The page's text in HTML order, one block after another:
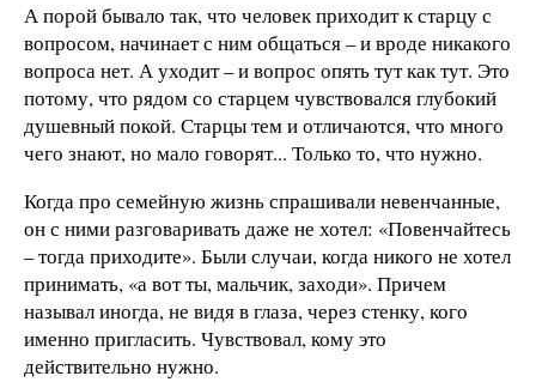
А порой бывало так, что человек приходит к старцу с
вопросом, начинает с ним общаться – и вроде никакого
вопроса нет. А уходит – и вопрос опять тут как тут. Это
потому, что рядом со старцем чувствовался глубокий
душевный покой. Старцы тем и отличаются, что много
чего знают, но мало говорят... Только то, что нужно.
Когда про семейную жизнь спрашивали невенчанные,
он с ними разговаривать даже не хотел: «Повенчайтесь
– тогда приходите». Были случаи, когда никого не хотел
принимать, «а вот ты, мальчик, заходи». Причем
называл иногда, не видя в глаза, через стенку, кого
именно пригласить. Чувствовал, кому это
действительно нужно.